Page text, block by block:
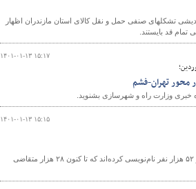
تشکلهای صنفی حمل و نقل کالای استان مازندران اظهار
قد بایستند.
۱۴۰۱-۰۱-۱۳ ۱۵:۱۷
محور تهران-فشم
خبری وزارت راه و شهرسازی بشنوید.
۱۴۰۱-۰۱-۱۳ ۱۵:۱۵
سیدمحمود دستغیبی گفت: در طرح جهش تولید مسکن در استان بوشهر ۵۲ هزار نفر نام‌نویسی کرده‌اند که تا کنون ۲۸ هزار متقاضی